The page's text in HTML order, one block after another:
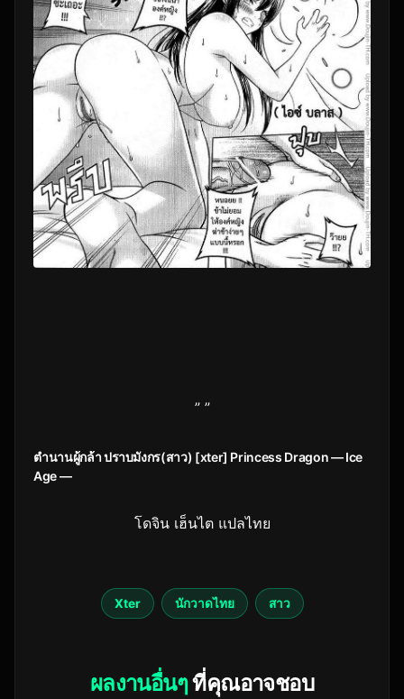
” ”
ตำนานผู้กล้า ปราบมังกร(สาว) [xter] Princess Dragon — Ice
Age —
โดจิน เฮ็นไต แปลไทย
Xter นักวาดไทย สาว
ผลงานอื่นๆที่คุณอาจชอบ